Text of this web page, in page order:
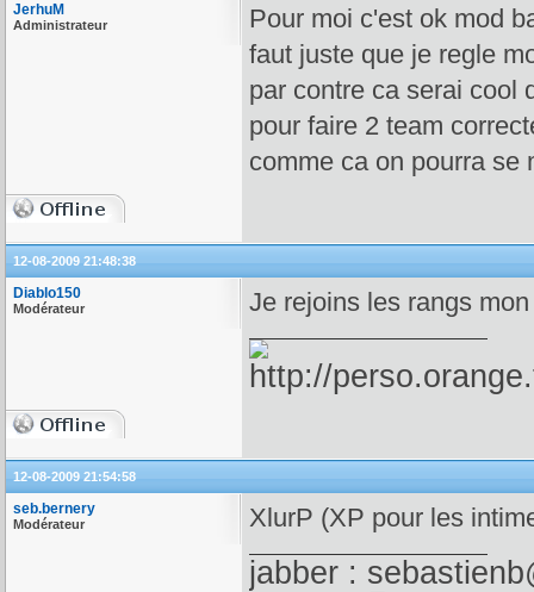
JerhuM
Administrateur
Pour moi c'est ok mod
faut juste que je regle
par contre ca serai cool
pour faire 2 team
comme ca on pourra
12-08-2009 21:48:38
Diablo150
Modérateur Je rejoins les rangs
12-08-2009 21:54:58
seb.bernery
Modérateur XlurP (XP pour les
jabber :